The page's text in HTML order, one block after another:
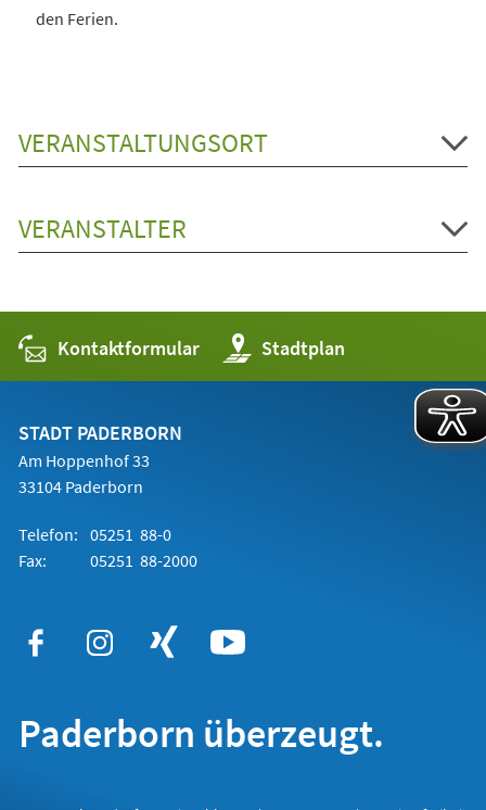
den Ferien.
VERANSTALTUNGSORT
VERANSTALTER
Kontaktformular Stadtplan
(Öffnet
in
einem
STADT PADERBORN
Am Hoppenhof 33
33104 Paderborn
Telefon: 05251 88-0
Fax:
05251 88-2000
Paderborn überzeugt.